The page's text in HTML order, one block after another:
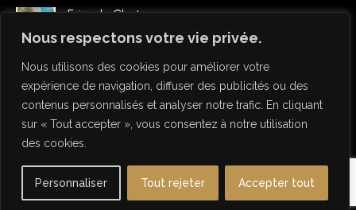
Nous respectons votre vie privée.
Nous utilisons des cookies pour améliorer votre
expérience de navigation, diffuser des publicités ou des
contenus personnalisés et analyser notre trafic. En cliquant
sur « Tout accepter », vous consentez à notre utilisation
des cookies.
Personnaliser Tout rejeter Accepter tout
s'ouvre
nouvelle
fenêtre
s'ouvre
nouvelle
fenêtre
s'ouvre
une
nouvelle
fenêtre
s'ouvre
nouvelle
fenêtre
Foire de Chatou
6 mars 2026
Studio
Useful links